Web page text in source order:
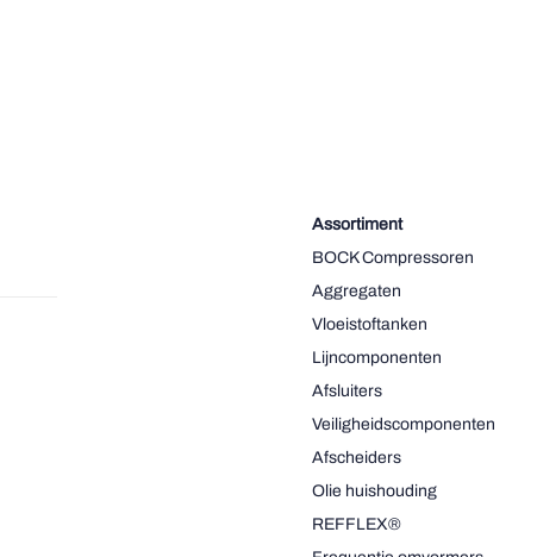
Assortiment
BOCK Compressoren
Aggregaten
Vloeistoftanken
Lijncomponenten
Afsluiters
Veiligheidscomponenten
Afscheiders
Olie huishouding
REFFLEX®